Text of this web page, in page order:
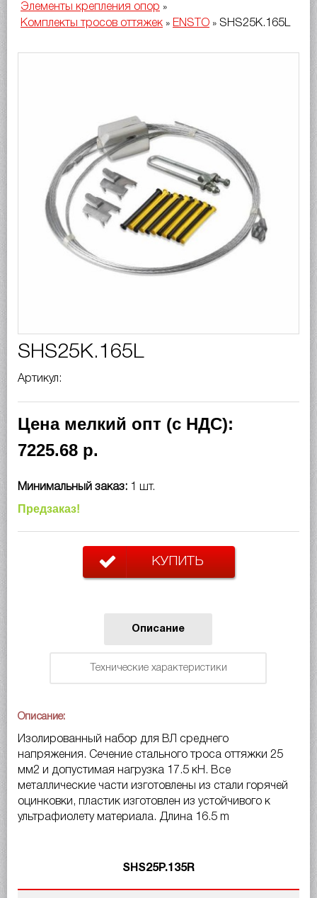
Элементы крепления опор »
Комплекты тросов оттяжек » ENSTO » SHS25K.165L
SHS25K.165L
Артикул:
Цена мелкий опт (с НДС):
7225.68 р.
Минимальный заказ: 1 шт.
Предзаказ!
КУПИТЬ
Описание
Технические характеристики
Описание:
Изолированный набор для ВЛ среднего
напряжения. Сечение стального троса оттяжки 25
мм2 и допустимая нагрузка 17.5 кН. Все
металлические части изготовлены из стали горячей
оцинковки, пластик изготовлен из устойчивого к
ультрафиолету материала. Длина 16.5 m
SHS25P.135R